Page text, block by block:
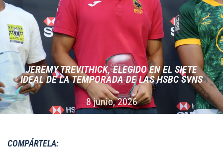
JEREMY TREVITHICK, ELEGIDO EN EL SIETE
IDEAL DE LA TEMPORADA DE LAS HSBC SVNS
8 junio, 2026
COMPÁRTELA: